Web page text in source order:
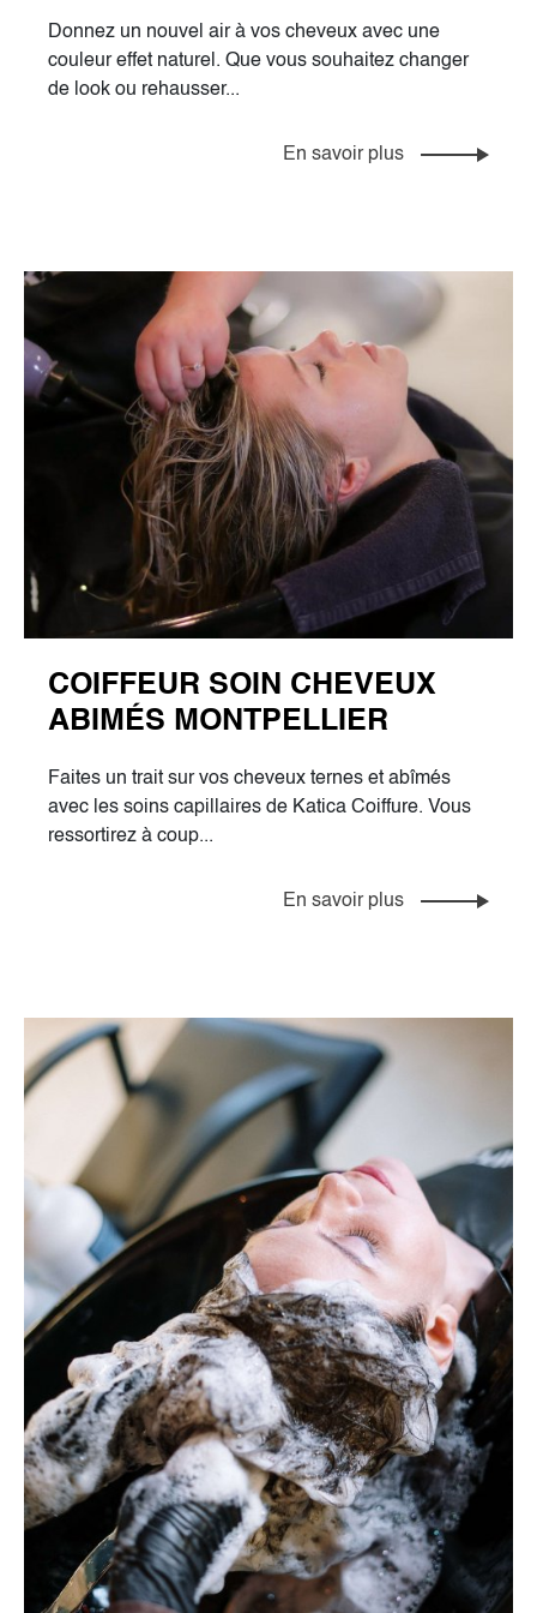
Donnez un nouvel air à vos cheveux avec une
couleur effet naturel. Que vous souhaitez changer
de look ou rehausser...
En savoir plus
COIFFEUR SOIN CHEVEUX
ABIMÉS MONTPELLIER
Faites un trait sur vos cheveux ternes et abîmés
avec les soins capillaires de Katica Coiffure. Vous
ressortirez à coup...
En savoir plus